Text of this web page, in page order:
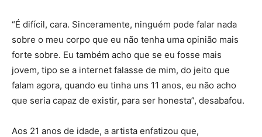
“É difícil, cara. Sinceramente, ninguém pode falar nada
sobre o meu corpo que eu não tenha uma opinião mais
forte sobre. Eu também acho que se eu fosse mais
jovem, tipo se a internet falasse de mim, do jeito que
falam agora, quando eu tinha uns 11 anos, eu não acho
que seria capaz de existir, para ser honesta”, desabafou.
Aos 21 anos de idade, a artista enfatizou que,